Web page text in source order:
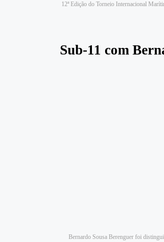
12ª Edição do Torneio Internacional
Sub-11 com
Bernardo Sousa Berenguer foi